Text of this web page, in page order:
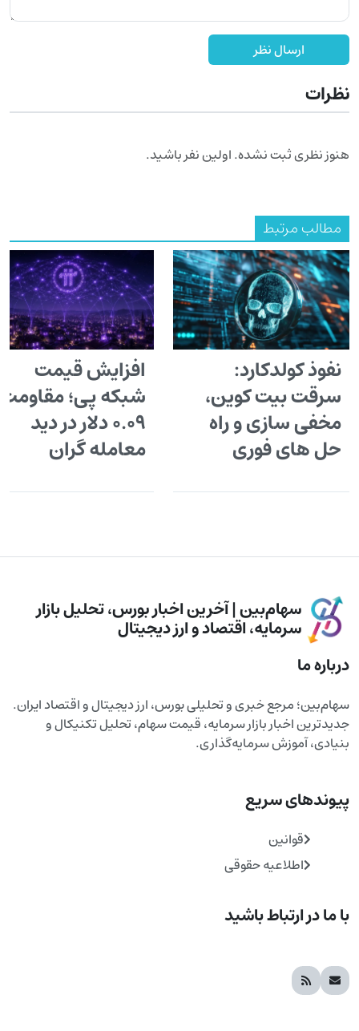
ارسال نظر
نظرات
هنوز نظری ثبت نشده. اولین نفر باشید.
مطالب مرتبط
نفوذ کولدکارد:
سرقت بیت کوین،
مخفی سازی و راه
حل های فوری
افزایش قیمت
شبکه پی؛ مقاومت
۰.۰۹ دلار در دید
معامله گران
سهام‌بین | آخرین اخبار بورس، تحلیل بازار
سرمایه، اقتصاد و ارز دیجیتال
درباره ما
سهام‌بین؛ مرجع خبری و تحلیلی بورس، ارز دیجیتال و اقتصاد ایران.
جدیدترین اخبار بازار سرمایه، قیمت سهام، تحلیل تکنیکال و
بنیادی، آموزش سرمایه‌گذاری.
پیوندهای سریع
قوانین
اطلاعیه حقوقی
با ما در ارتباط باشید